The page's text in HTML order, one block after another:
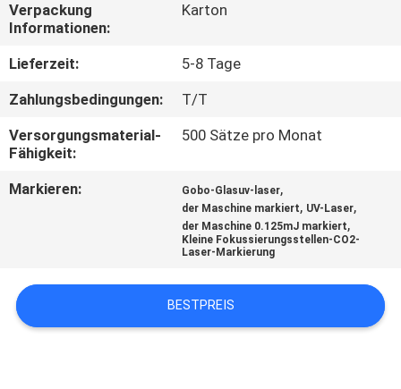
TRETEN
SIE
MIT
IN
VERBINDUNG
EIN
ZITAT
Verpackung
Informationen:
Karton
Lieferzeit:
5-8 Tage
Zahlungsbedingungen:
T/T
Versorgungsmaterial-
Fähigkeit:
500 Sätze pro Monat
Markieren: Gobo-Glasuv-laser,
der Maschine markiert, UV-Laser,
der Maschine 0.125mJ markiert,
Kleine Fokussierungsstellen-CO2-
Laser-Markierung
BESTPREIS